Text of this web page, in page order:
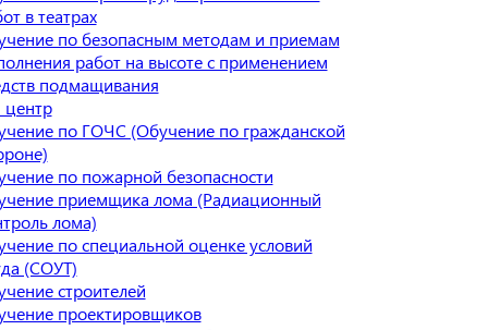
в театрах
по безопасным методам и приемам
работ на высоте с применением
подмащивания
по ГОЧС (Обучение по гражданской
по пожарной безопасности
приемщика лома (Радиационный
лома)
по специальной оценке условий
(СОУТ)
строителей
проектировщиков